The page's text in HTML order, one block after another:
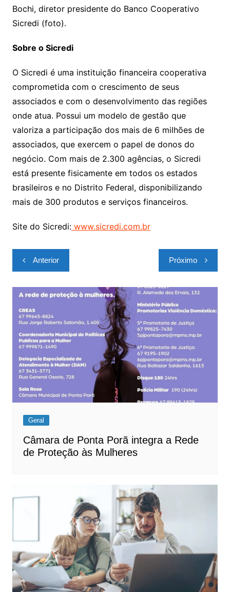
Bochi, diretor presidente do Banco Cooperativo
Sicredi (foto).
Sobre o Sicredi
O Sicredi é uma instituição financeira cooperativa
comprometida com o crescimento de seus
associados e com o desenvolvimento das regiões
onde atua. Possui um modelo de gestão que
valoriza a participação dos mais de 6 milhões de
associados, que exercem o papel de donos do
negócio. Com mais de 2.300 agências, o Sicredi
está presente fisicamente em todos os estados
brasileiros e no Distrito Federal, disponibilizando
mais de 300 produtos e serviços financeiros.
Site do Sicredi:www.sicredi.com.br
Navegação
de
Post
Anterior Próximo
Geral
Câmara de Ponta Porã integra a Rede
de Proteção às Mulheres